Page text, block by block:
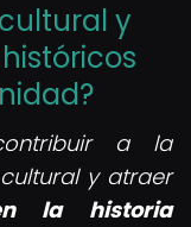
y
a la
y atraer
la historia